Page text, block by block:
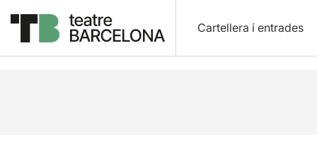
Cartellera i entrades